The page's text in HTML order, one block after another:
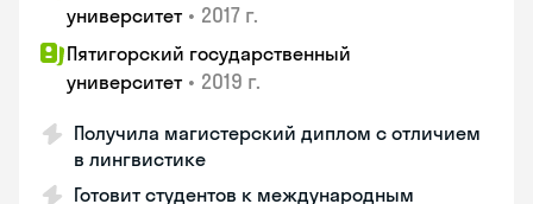
университет • 2017 г.
Пятигорский государственный
университет • 2019 г.
Получила магистерский диплом с отличием
в лингвистике
Готовит студентов к международным